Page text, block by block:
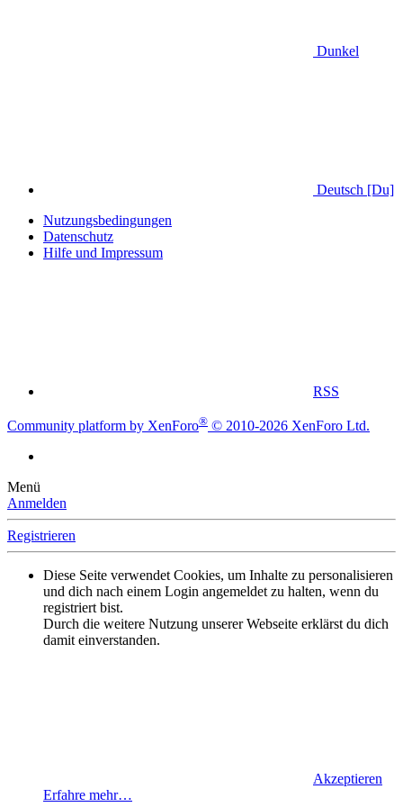
Dunkel
Deutsch [Du]
Nutzungsbedingungen
Datenschutz
Hilfe und Impressum
RSS
Community platform by XenForo® © 2010-2026 XenForo Ltd.
Menü
Anmelden
Registrieren
Diese Seite verwendet Cookies, um Inhalte zu personalisieren
und dich nach einem Login angemeldet zu halten, wenn du
registriert bist.
Durch die weitere Nutzung unserer Webseite erklärst du dich
damit einverstanden.
Akzeptieren
Erfahre mehr…